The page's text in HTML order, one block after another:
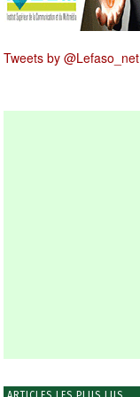
Tweets by @Lefaso_net